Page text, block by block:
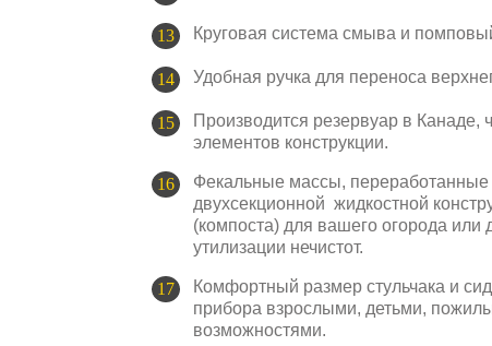
Круговая система смыва и
Удобная ручка для переноса
Производится резервуар в Канаде,
элементов конструкции.
Фекальные массы, переработанные
двухсекционной жидкостной
(компоста) для вашего огорода
утилизации нечистот.
Комфортный размер стульчака и
прибора взрослыми, детьми,
возможностями.